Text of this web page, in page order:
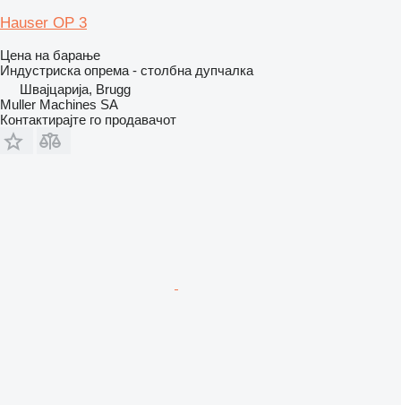
Hauser OP 3
Цена на барање
Индустриска опрема - столбна дупчалка
Швајцарија, Brugg
Muller Machines SA
Контактирајте го продавачот